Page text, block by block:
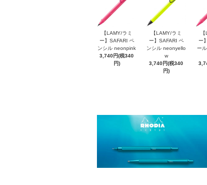
【LAMY/ラミ
ー】SAFARI ペ
ンシル neonpink
3,740円(税340
円)
【LAMY/ラミ
ー】SAFARI ペ
ンシル neonyello
w
3,740円(税340
円)
ー
ー